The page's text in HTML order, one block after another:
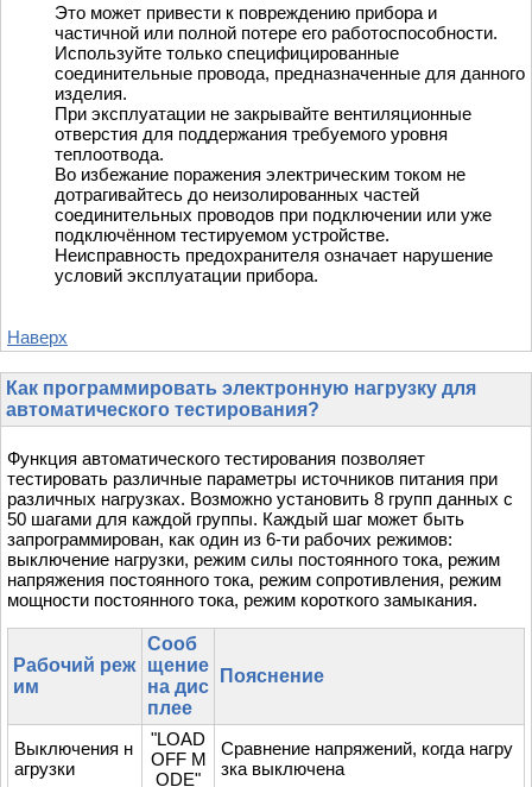
Это может привести к повреждению прибора и
частичной или полной потере его работоспособности.
Используйте только специфицированные
соединительные провода, предназначенные для данного
изделия.
При эксплуатации не закрывайте вентиляционные
отверстия для поддержания требуемого уровня
теплоотвода.
Во избежание поражения электрическим током не
дотрагивайтесь до неизолированных частей
соединительных проводов при подключении или уже
подключённом тестируемом устройстве.
Неисправность предохранителя означает нарушение
условий эксплуатации прибора.
Наверх
Как программировать электронную нагрузку для
автоматического тестирования?
Функция автоматического тестирования позволяет
тестировать различные параметры источников питания при
различных нагрузках. Возможно установить 8 групп данных с
50 шагами для каждой группы. Каждый шаг может быть
запрограммирован, как один из 6-ти рабочих режимов:
выключение нагрузки, режим силы постоянного тока, режим
напряжения постоянного тока, режим сопротивления, режим
мощности постоянного тока, режим короткого замыкания.
Рабочий реж
им
Сооб
щение
на дис
плее
Пояснение
Выключения н
агрузки
"LOAD
OFF M
ODE"
Сравнение напряжений, когда нагру
зка выключена